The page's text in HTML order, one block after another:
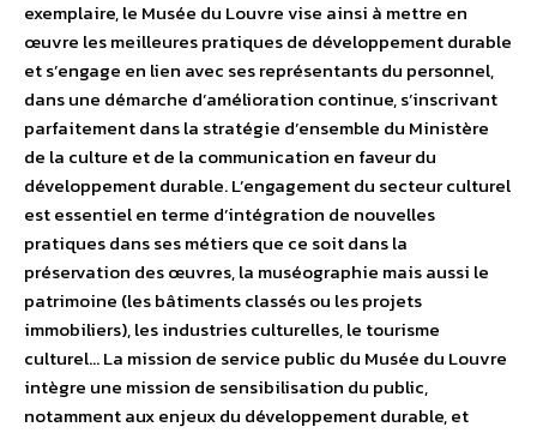
exemplaire, le Musée du Louvre vise ainsi à mettre en
œuvre les meilleures pratiques de développement durable
et s’engage en lien avec ses représentants du personnel,
dans une démarche d’amélioration continue, s’inscrivant
parfaitement dans la stratégie d’ensemble du Ministère
de la culture et de la communication en faveur du
développement durable. L’engagement du secteur culturel
est essentiel en terme d’intégration de nouvelles
pratiques dans ses métiers que ce soit dans la
préservation des œuvres, la muséographie mais aussi le
patrimoine (les bâtiments classés ou les projets
immobiliers), les industries culturelles, le tourisme
culturel… La mission de service public du Musée du Louvre
intègre une mission de sensibilisation du public,
notamment aux enjeux du développement durable, et